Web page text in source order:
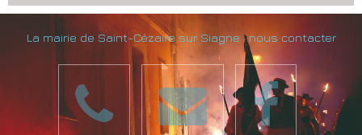
La mairie de Saint-Cézaire sur Siagne : nous contacter